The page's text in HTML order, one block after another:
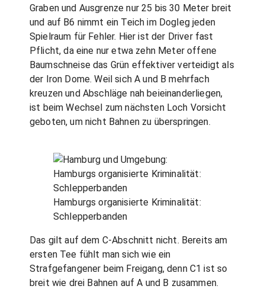
Graben und Ausgrenze nur 25 bis 30 Meter breit
und auf B6 nimmt ein Teich im Dogleg jeden
Spielraum für Fehler. Hier ist der Driver fast
Pflicht, da eine nur etwa zehn Meter offene
Baumschneise das Grün effektiver verteidigt als
der Iron Dome. Weil sich A und B mehrfach
kreuzen und Abschläge nah beieinanderliegen,
ist beim Wechsel zum nächsten Loch Vorsicht
geboten, um nicht Bahnen zu überspringen.
Hamburgs organisierte Kriminalität:
Schlepperbanden
Das gilt auf dem C-Abschnitt nicht. Bereits am
ersten Tee fühlt man sich wie ein
Strafgefangener beim Freigang, denn C1 ist so
breit wie drei Bahnen auf A und B zusammen.